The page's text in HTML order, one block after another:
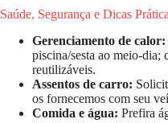
Saúde, Segurança e Dicas
Gerenciamento de calor:
piscina/sesta ao meio-dia;
reutilizáveis.
Assentos de carro:
os fornecemos com seu
Comida e água: Prefira